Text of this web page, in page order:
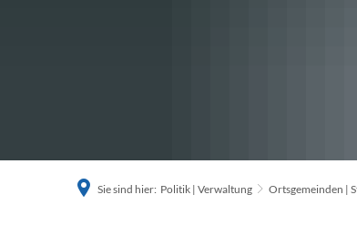
Sie sind hier: Politik | Verwaltung Ortsgemeinden |